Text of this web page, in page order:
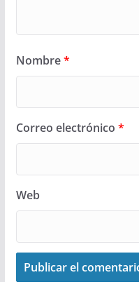
Nombre*
Correo electrónico *
Web